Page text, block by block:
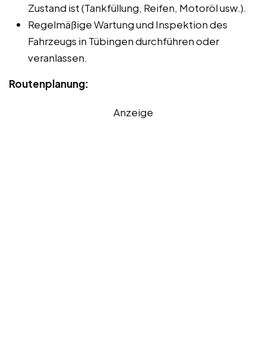
Zustand ist (Tankfüllung, Reifen, Motoröl usw.).
Regelmäßige Wartung und Inspektion des
Fahrzeugs in Tübingen durchführen oder
veranlassen.
Routenplanung:
Anzeige